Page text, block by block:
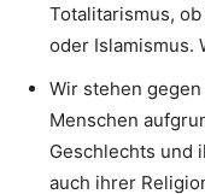
Totalitarismus,
oder Islamismus.
Wir stehen
Menschen
Geschlechts und
auch ihrer